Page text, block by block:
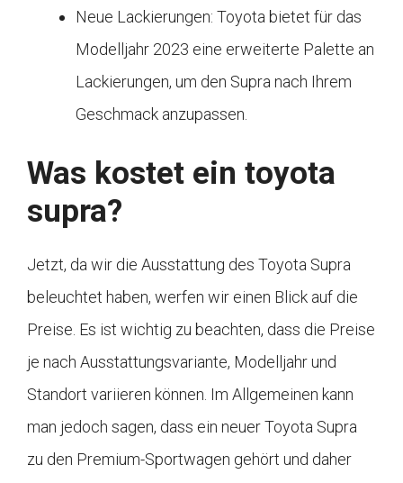
Neue Lackierungen: Toyota bietet für das
Modelljahr 2023 eine erweiterte Palette an
Lackierungen, um den Supra nach Ihrem
Geschmack anzupassen.
Was kostet ein toyota
supra?
Jetzt, da wir die Ausstattung des Toyota Supra
beleuchtet haben, werfen wir einen Blick auf die
Preise. Es ist wichtig zu beachten, dass die Preise
je nach Ausstattungsvariante, Modelljahr und
Standort variieren können. Im Allgemeinen kann
man jedoch sagen, dass ein neuer Toyota Supra
zu den Premium-Sportwagen gehört und daher